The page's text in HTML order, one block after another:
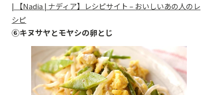
| 【Nadia | ナディア】レシピサイト – おいしいあの人のレ
シピ
⑥キヌサヤとモヤシの卵とじ